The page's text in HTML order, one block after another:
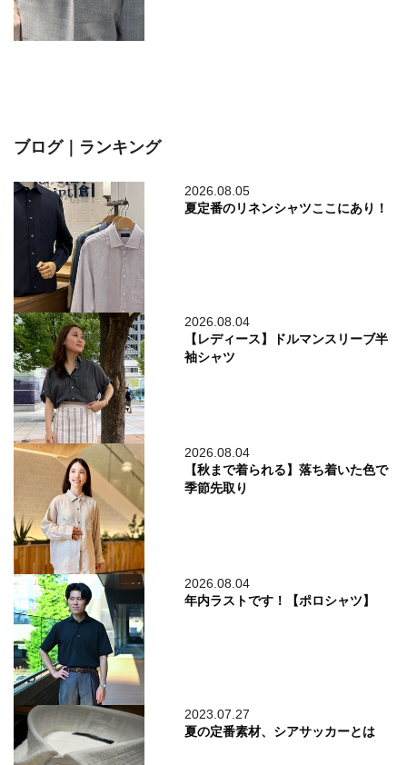
ブログ｜ランキング
2026.08.05
夏定番のリネンシャツここにあり！
2026.08.04
【レディース】ドルマンスリーブ半
袖シャツ
2026.08.04
【秋まで着られる】落ち着いた色で
季節先取り
2026.08.04
年内ラストです！【ポロシャツ】
2023.07.27
夏の定番素材、シアサッカーとは